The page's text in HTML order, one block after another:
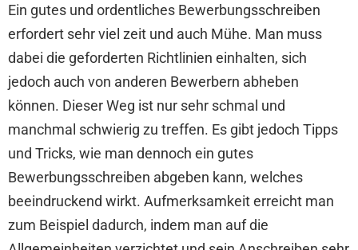
Ein gutes und ordentliches Bewerbungsschreiben
erfordert sehr viel zeit und auch Mühe. Man muss
dabei die geforderten Richtlinien einhalten, sich
jedoch auch von anderen Bewerbern abheben
können. Dieser Weg ist nur sehr schmal und
manchmal schwierig zu treffen. Es gibt jedoch Tipps
und Tricks, wie man dennoch ein gutes
Bewerbungsschreiben abgeben kann, welches
beeindruckend wirkt. Aufmerksamkeit erreicht man
zum Beispiel dadurch, indem man auf die